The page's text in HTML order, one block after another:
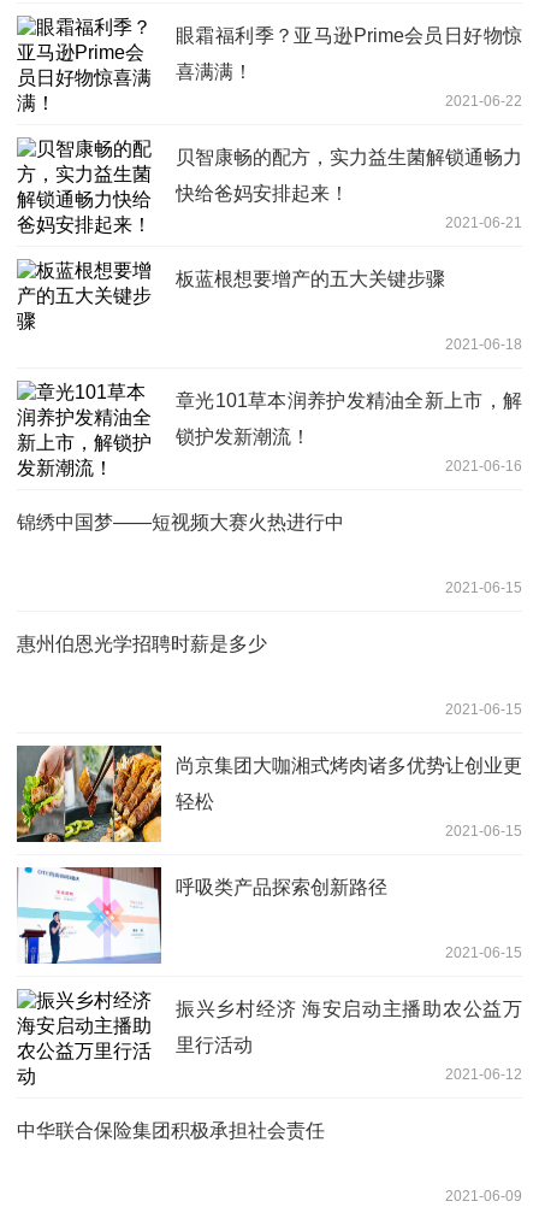
眼霜福利季？亚马逊Prime会员日好物惊
喜满满！
2021-06-22
⻉智康畅的配⽅，实⼒益⽣菌解锁通畅⼒
快给爸妈安排起来！
2021-06-21
板蓝根想要增产的五大关键步骤
2021-06-18
章光101草本润养护发精油全新上市，解
锁护发新潮流！
2021-06-16
锦绣中国梦——短视频大赛火热进行中
2021-06-15
惠州伯恩光学招聘时薪是多少
2021-06-15
尚京集团大咖湘式烤肉诸多优势让创业更
轻松
2021-06-15
呼吸类产品探索创新路径
2021-06-15
振兴乡村经济 海安启动主播助农公益万
里行活动
2021-06-12
中华联合保险集团积极承担社会责任
2021-06-09